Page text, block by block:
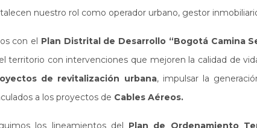
nuestro rol como operador urbano, gestor
con el Plan Distrital de Desarrollo “Bogotá Camina
territorio con intervenciones que mejoren la calidad de
de revitalización urbana, impulsar la
a los proyectos de Cables Aéreos.
los lineamientos del Plan de Ordenamiento